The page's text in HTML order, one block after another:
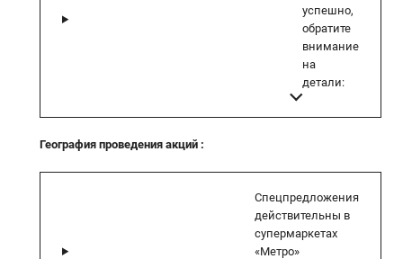
успешно,
обратите
внимание
на
детали:
География проведения акций :
Спецпредложения
действительны в
супермаркетах
«Метро»